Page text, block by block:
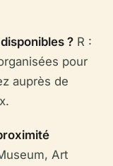
? R :
pour
auprès de
Art